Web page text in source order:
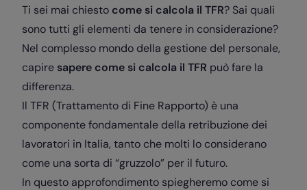
Ti sei mai chiesto come si calcola il TFR? Sai quali
sono tutti gli elementi da tenere in considerazione?
Nel complesso mondo della gestione del personale,
capire sapere come si calcola il TFR può fare la
differenza.
Il TFR (Trattamento di Fine Rapporto) è una
componente fondamentale della retribuzione dei
lavoratori in Italia, tanto che molti lo considerano
come una sorta di “gruzzolo” per il futuro.
In questo approfondimento spiegheremo come si